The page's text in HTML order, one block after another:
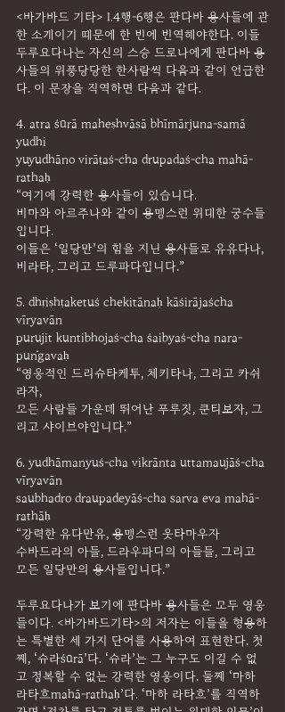
<바가바드 기타> I.4행-6행은 판다바 용사들에 관
한 소개이기 때문에 한 번에 번역해야한다. 이들
두루요다나는 자신의 스승 드로나에게 판다바 용
사들의 위풍당당한 한사람씩 다음과 같이 언급한
다. 이 문장을 직역하면 다음과 같다.
4. atra śūrā maheṣhvāsā bhīmārjuna-samā
yudhi
yuyudhāno virāṭaś-cha drupadaś-cha mahā-
rathaḥ
“여기에 강력한 용사들이 있습니다.
비마와 아르주나와 같이 용맹스런 위대한 궁수들
입니다.
이들은 ‘일당만’의 힘을 지닌 용사들로 유유다나,
비라타, 그리고 드루파다입니다.”
5. dhṛiṣhṭaketuś chekitānaḥ kāśirājaścha
vīryavān
purujit kuntibhojaś-cha śaibyaś-cha nara-
puṅgavaḥ
“영웅적인 드리슈타케투, 체키타나, 그리고 카쉬
라자,
모든 사람들 가운데 뛰어난 푸루짓, 쿤티보자, 그
리고 샤이브야입니다.”
6. yudhāmanyuś-cha vikrānta uttamaujāś-cha
vīryavān
saubhadro draupadeyāś-cha sarva eva mahā-
rathāḥ
“강력한 유다만유, 용맹스런 웃타마우자
수바드라의 아들, 드라우파디의 아들들, 그리고
모든 일당만의 용사들입니다.”
두루요다나가 보기에 판다바 용사들은 모두 영웅
들이다. <바가바드기타>의 저자는 이들을 형용하
는 특별한 세 가지 단어를 사용하여 표현한다. 첫
째, ‘슈라śūrā’다. ‘슈라’는 그 누구도 이길 수 없
고 정복할 수 없는 강력한 영웅이다. 둘째 ‘마하
라타흐mahā-rathaḥ’다. ‘마하 라타흐’를 직역하